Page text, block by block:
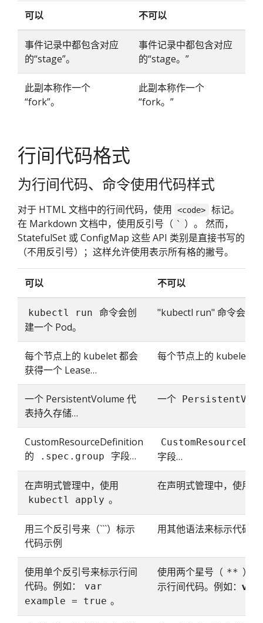
可以 不可以
事件记录中都包含对应
的“stage”。
事件记录中都包含对应
的“stage。”
此副本称作一个
“fork”。
此副本称作一个
“fork。”
行间代码格式
为行间代码、命令使用代码样式
对于 HTML 文档中的行间代码，使用 <code>
标记。
在 Markdown 文档中，使用反引号（ `
）。 然而，
StatefulSet 或 ConfigMap 这些 API 类别是直接书写的
（不用反引号）；这样允许使用表示所有格的撇号。
可以 不可以
kubectl run
命令会创
建一个 Pod。
"kubectl run" 命令会创
每个节点上的 kubelet 都会
获得一个 Lease…
每个节点上的 kubelet
一个 PersistentVolume 代
表持久存储…
一个
CustomResourceDefinition
的
.spec.group 字段… 字段…
在声明式管理中，使用
kubectl apply 。
在声明式管理中，使用
用三个反引号来（```）标示
代码示例
用其他语法来标示代码
使用单个反引号来标示行间
代码。例如：
var
example = true 。
使用两个星号（ ** ）
示行间代码。例如： var